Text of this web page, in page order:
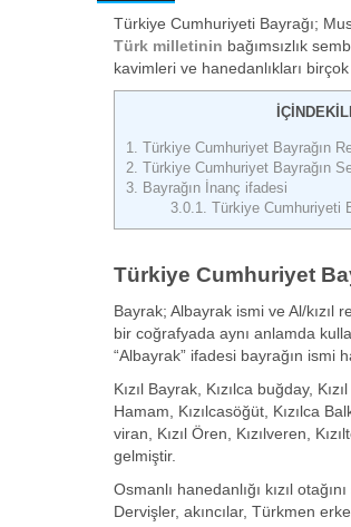
Türkiye Cumhuriyeti Bayrağı;
Türk milletinin bağımsızlık
kavimleri ve hanedanlıkları
1.
Türkiye Cumhuriyet Bayrağın
2. Türkiye Cumhuriyet Bayrağın
3. Bayrağın İnanç ifadesi
3.0.1.
Türkiye Cumhuriyeti
Türkiye Cumhuriyet
Bayrak; Albayrak ismi ve Al/kızıl
bir coğrafyada aynı anlamda
“Albayrak” ifadesi bayrağın ismi
Kızıl Bayrak, Kızılca buğday,
Hamam, Kızılcasöğüt, Kızılca
viran, Kızıl Ören, Kızılveren,
gelmiştir.
Osmanlı hanedanlığı kızıl
Dervişler, akıncılar, Türkmen